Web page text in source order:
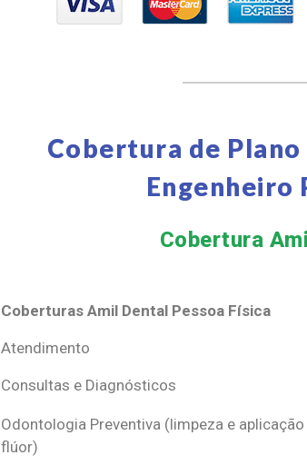
Cobertura de
Engenheiro
Cobertura
Coberturas Amil Dental Pessoa Física
Coberturas Amil Dental Pessoa Física
Atendimento
Consultas e Diagnósticos
Odontologia Preventiva (limpeza e
flúor)